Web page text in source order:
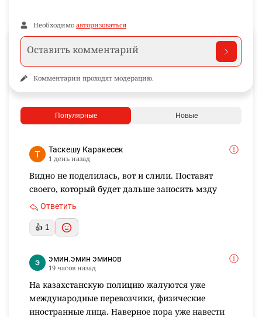
Необходимо авторизоваться
Комментарии проходят модерацию.
Популярные Новые
Таскешу Каракесек
1 день назад
Видно не поделилась, вот и слили. Поставят
своего, который будет дальше заносить мзду
Ответить
👍 1
эмин.эмин эминов
19 часов назад
На казахстанскую полицию жалуются уже
международные перевозчики, физические
иностранные лица. Наверное пора уже навести